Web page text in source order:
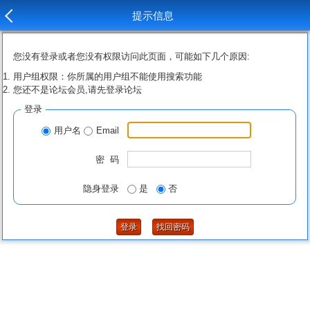
提示信息
您没有登录或者您没有权限访问此页面，可能如下几个原因:
用户组权限：你所属的用户组不能使用搜索功能
您还不是论坛会员,请先登录论坛
登录
用户名 Email
密 码
隐身登录 是 否